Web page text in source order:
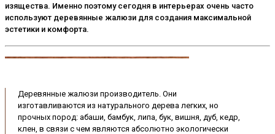
изящества. Именно поэтому сегодня в интерьерах очень часто
используют деревянные жалюзи для создания максимальной
эстетики и комфорта.
Деревянные жалюзи производитель. Они
изготавливаются из натурального дерева легких, но
прочных пород: абаши, бамбук, липа, бук, вишня, дуб, кедр,
клен, в связи с чем являются абсолютно экологически